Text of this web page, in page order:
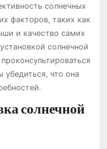
солнечных
факторов, таких как
и качество самих
солнечной
убедиться, что она
солнечной